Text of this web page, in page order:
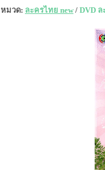
หมวด: ละครไทย new / DVD